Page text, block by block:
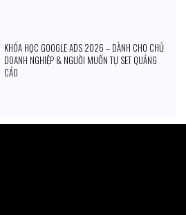
KHÓA HỌC GOOGLE ADS 2026 – DÀNH CHO CHỦ
DOANH NGHIỆP & NGƯỜI MUỐN TỰ SET QUẢNG
CÁO